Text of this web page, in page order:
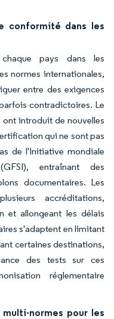
conformité dans les
pays dans les
normes internationales,
entre des exigences
contradictoires. Le
introduit de nouvelles
qui ne sont pas
de l'Initiative mondiale
entraînant des
documentaires. Les
accréditations,
et allongeant les délais
s'adaptent en limitant
certaines destinations,
des tests sur ces
réglementaire
normes pour les